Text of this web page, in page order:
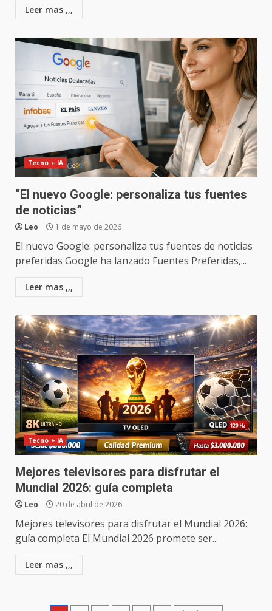
Leer mas ,,,
Tecno + IA
“El nuevo Google: personaliza tus fuentes
de noticias”
Leo 1 de mayo de 2026
El nuevo Google: personaliza tus fuentes de noticias
preferidas Google ha lanzado Fuentes Preferidas,...
Leer mas ,,,
Tecno + IA
Mejores televisores para disfrutar el
Mundial 2026: guía completa
Leo 20 de abril de 2026
Mejores televisores para disfrutar el Mundial 2026:
guía completa El Mundial 2026 promete ser...
Leer mas ,,,